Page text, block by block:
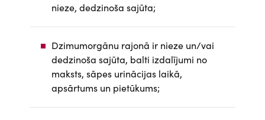
nieze, dedzinoša sajūta;
Dzimumorgānu rajonā ir nieze un/vai
dedzinoša sajūta, balti izdalījumi no
maksts, sāpes urinācijas laikā,
apsārtums un pietūkums;